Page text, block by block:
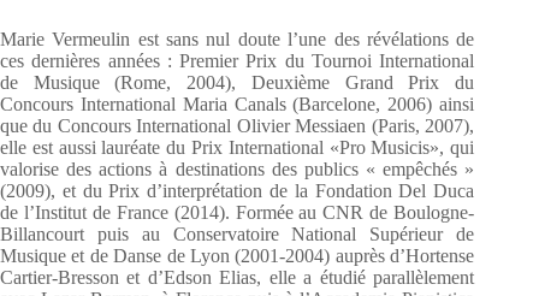
Marie Vermeulin est sans nul doute l’une des révélations de
ces dernières années : Premier Prix du Tournoi International
de Musique (Rome, 2004), Deuxième Grand Prix du
Concours International Maria Canals (Barcelone, 2006) ainsi
que du Concours International Olivier Messiaen (Paris, 2007),
elle est aussi lauréate du Prix International «Pro Musicis», qui
valorise des actions à destinations des publics « empêchés »
(2009), et du Prix d’interprétation de la Fondation Del Duca
de l’Institut de France (2014). Formée au CNR de Boulogne-
Billancourt puis au Conservatoire National Supérieur de
Musique et de Danse de Lyon (2001-2004) auprès d’Hortense
Cartier-Bresson et d’Edson Elias, elle a étudié parallèlement